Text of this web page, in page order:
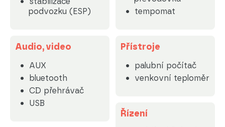
podvozku (ESP)
Audio, video
AUX
bluetooth
CD přehrávač
USB
tempomat
Přístroje
palubní počítač
venkovní teploměr
Řízení